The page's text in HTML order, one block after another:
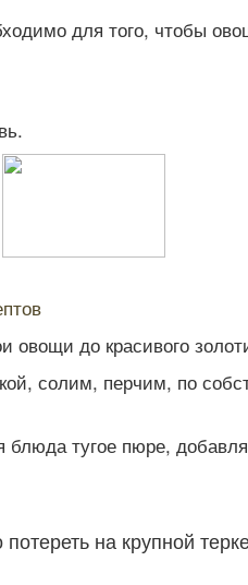
для того, чтобы
до красивого
солим, перчим, по
тугое пюре,
на крупной